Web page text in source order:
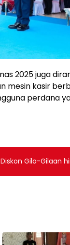
2025 juga
mesin kasir
perdana
Gila-Gilaan